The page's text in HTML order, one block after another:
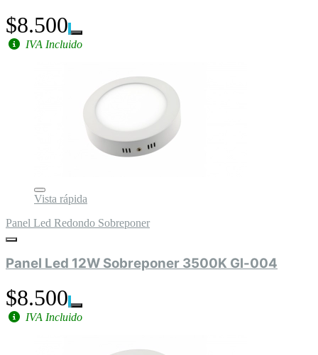
$8.500
IVA Incluido
Vista rápida
Panel Led Redondo Sobreponer
Panel Led 12W Sobreponer 3500K Gl-004
$8.500
IVA Incluido